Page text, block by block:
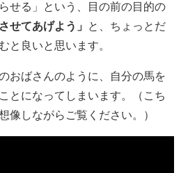
せる」という、目の前の目的の
せてあげよう」
と、ちょっとだ
と良いと思います。
おばさんのように、自分の馬を
とになってしまいます。（こち
像しながらご覧ください。）